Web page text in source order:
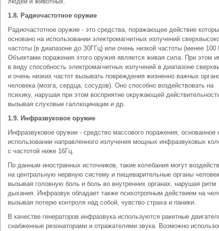
1.8. Радиочастотное оружие
Радиочастотное оружие - это средства, поражающее действие
основано на использовании электромагнитных излучений
частоты (в диапазоне до З0ГГц) или очень низкой частоты (менее 100
Объектами поражения этого оружия является живая сила. При этом
в виду способность электромагнитных излучений в диапазоне
и очень низких частот вызывать повреждения жизненно важных
человека (мозга, сердца, сосудов). Оно способно воздействовать на
психику, нарушая при этом восприятие окружающей
вызывая слуховые галлюцинации и др.
1.9. Инфразвуковое оружие
Инфразвуковое оружие - средство массового поражения, основанное
использовании направленного излучения мощных инфразвуковых
с частотой ниже 16Гц.
По данным иностранных источников, такие колебания могут
на центральную нервную систему и пищеварительные органы
вызывая головную боль и боль во внутренних органах, нарушая ритм
дыхания. Инфразвук обладает также психотропным действием на
вызывая потерю контроля над собой, чувство страха и паники.
В качестве генераторов инфразвука используются ракетные
снабженные резонаторами и отражателями звука. Возможно